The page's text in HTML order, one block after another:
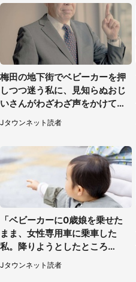
梅田の地下街でベビーカーを押
しつつ迷う私に、見知らぬおじ
いさんがわざわざ声をかけてき
て（兵庫県・30代女性）
Jタウンネット読者
「ベビーカーに0歳娘を乗せた
まま、女性専用車に乗車した
私。降りようとしたところ
で...」（大阪府・30代女性）
Jタウンネット読者